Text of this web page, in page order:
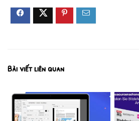
Bài viết liên quan